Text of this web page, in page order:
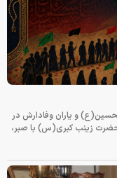
و یاران وفادارش در
زینب کبری(س) با صبر،